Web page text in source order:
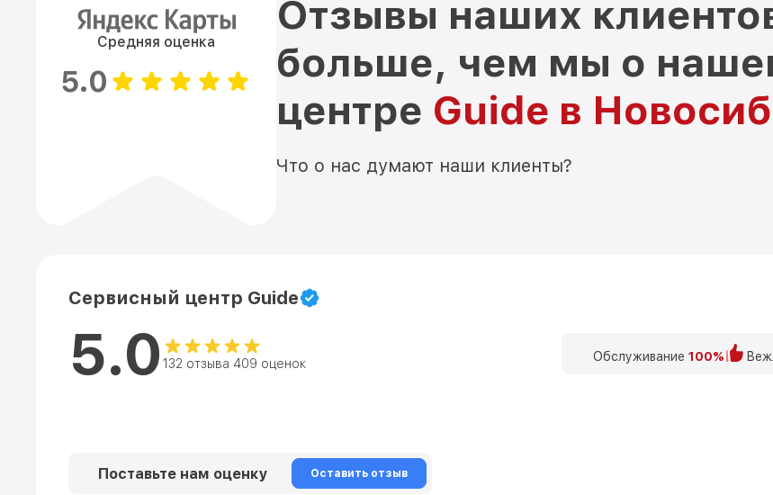
Средняя оценка
5.0
Отзывы наших
больше, чем мы о
центре Guide в
Что о нас думают наши клиенты?
Сервисный центр Guide
5.0 132 отзыва 409 оценок Обслуживание 100%
Поставьте нам оценку Оставить отзыв